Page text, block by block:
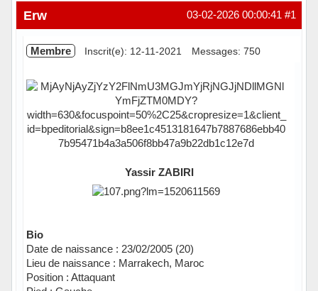
#1
03-02-2026 00:00:41
Erw
Membre Inscrit(e): 12-11-2021 Messages: 750
Yassir ZABIRI
Bio
Date de naissance : 23/02/2005 (20)
Lieu de naissance : Marrakech, Maroc
Position : Attaquant